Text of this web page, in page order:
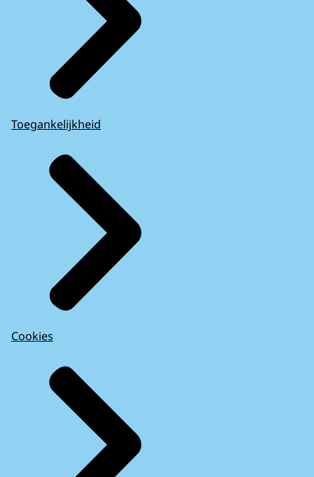
Toegankelijkheid
Cookies